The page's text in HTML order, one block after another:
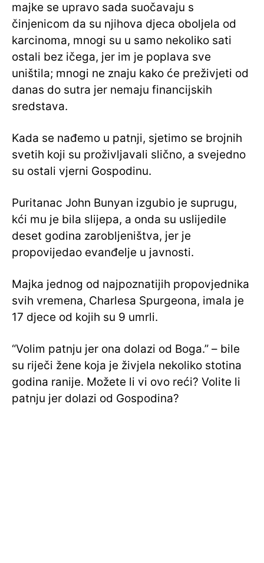
majke se upravo sada suočavaju s
činjenicom da su njihova djeca oboljela od
karcinoma, mnogi su u samo nekoliko sati
ostali bez ičega, jer im je poplava sve
uništila; mnogi ne znaju kako će preživjeti od
danas do sutra jer nemaju financijskih
sredstava.
Kada se nađemo u patnji, sjetimo se brojnih
svetih koji su proživljavali slično, a svejedno
su ostali vjerni Gospodinu.
Puritanac John Bunyan izgubio je suprugu,
kći mu je bila slijepa, a onda su uslijedile
deset godina zarobljeništva, jer je
propovijedao evanđelje u javnosti.
Majka jednog od najpoznatijih propovjednika
svih vremena, Charlesa Spurgeona, imala je
17 djece od kojih su 9 umrli.
“Volim patnju jer ona dolazi od Boga.” – bile
su riječi žene koja je živjela nekoliko stotina
godina ranije. Možete li vi ovo reći? Volite li
patnju jer dolazi od Gospodina?